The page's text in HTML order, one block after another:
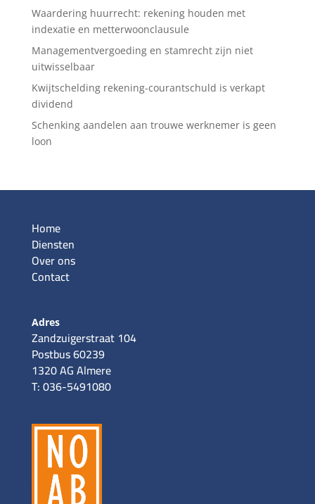
Waardering huurrecht: rekening houden met
indexatie en metterwoonclausule
Managementvergoeding en stamrecht zijn niet
uitwisselbaar
Kwijtschelding rekening-courantschuld is verkapt
dividend
Schenking aandelen aan trouwe werknemer is geen
loon
Home
Diensten
Over ons
Contact
Adres
Zandzuigerstraat 104
Postbus 60239
1320 AG Almere
T: 036-5491080